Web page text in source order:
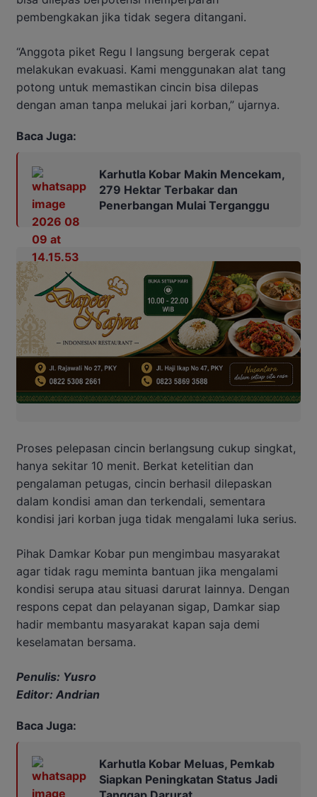
pembengkakan jika tidak segera ditangani.
“Anggota piket Regu I langsung bergerak cepat
melakukan evakuasi. Kami menggunakan alat tang
potong untuk memastikan cincin bisa dilepas
dengan aman tanpa melukai jari korban,” ujarnya.
Baca Juga:
Karhutla Kobar Makin Mencekam,
279 Hektar Terbakar dan
Penerbangan Mulai Terganggu
Proses pelepasan cincin berlangsung cukup singkat,
hanya sekitar 10 menit. Berkat ketelitian dan
pengalaman petugas, cincin berhasil dilepaskan
dalam kondisi aman dan terkendali, sementara
kondisi jari korban juga tidak mengalami luka serius.
Pihak Damkar Kobar pun mengimbau masyarakat
agar tidak ragu meminta bantuan jika mengalami
kondisi serupa atau situasi darurat lainnya. Dengan
respons cepat dan pelayanan sigap, Damkar siap
hadir membantu masyarakat kapan saja demi
keselamatan bersama.
Penulis: Yusro
Editor: Andrian
Baca Juga:
Karhutla Kobar Meluas, Pemkab
Siapkan Peningkatan Status Jadi